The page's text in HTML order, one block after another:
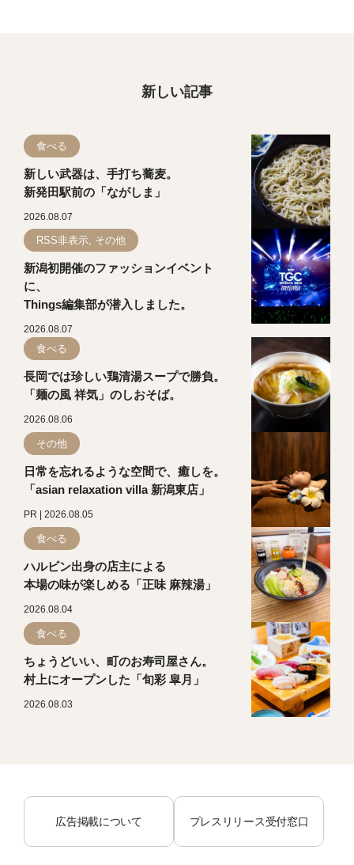
新しい記事
食べる
新しい武器は、手打ち蕎麦。
新発田駅前の「ながしま」
2026.08.07
RSS非表示, その他
新潟初開催のファッションイベント
に、
Things編集部が潜入しました。
2026.08.07
食べる
長岡では珍しい鶏清湯スープで勝負。
「麺の風 祥気」のしおそば。
2026.08.06
その他
日常を忘れるような空間で、癒しを。
「asian relaxation villa 新潟東店」
PR | 2026.08.05
食べる
ハルビン出身の店主による
本場の味が楽しめる「正味 麻辣湯」
2026.08.04
食べる
ちょうどいい、町のお寿司屋さん。
村上にオープンした「旬彩 皐月」
2026.08.03
広告掲載について プレスリリース受付窓口